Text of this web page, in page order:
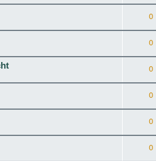
0
0
0
0
0
0